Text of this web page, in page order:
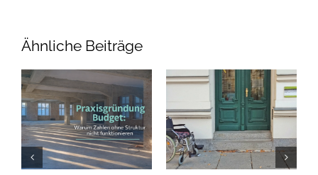
Ähnliche Beiträge